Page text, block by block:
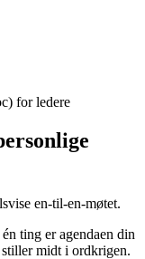
for ledere
en-til-en-møtet.
ting er agendaen din
midt i ordkrigen.